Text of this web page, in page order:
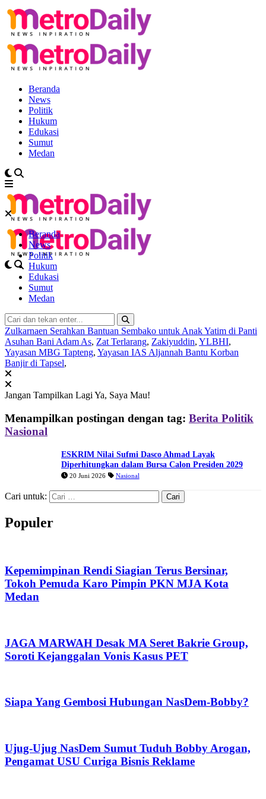
Beranda
News
Politik
Hukum
Edukasi
Sumut
Medan
Beranda
News
Politik
Hukum
Edukasi
Sumut
Medan
Zulkarnaen Serahkan Bantuan Sembako untuk Anak Yatim di Panti
Asuhan Bani Adam As, Zat Terlarang, Zakiyuddin, YLBHI,
Yayasan MBG Tapteng, Yayasan IAS Aljannah Bantu Korban
Banjir di Tapsel,
Jangan Tampilkan Lagi Ya, Saya Mau!
Menampilkan postingan dengan tag: Berita Politik
Nasional
ESKRIM Nilai Sufmi Dasco Ahmad Layak
Diperhitungkan dalam Bursa Calon Presiden 2029
20 Juni 2026 Nasional
Cari untuk:
Populer
Kepemimpinan Rendi Siagian Terus Bersinar,
Tokoh Pemuda Karo Pimpin PKN MJA Kota
Medan
JAGA MARWAH Desak MA Seret Bakrie Group,
Soroti Kejanggalan Vonis Kasus PET
Siapa Yang Gembosi Hubungan NasDem-Bobby?
Ujug-Ujug NasDem Sumut Tuduh Bobby Arogan,
Pengamat USU Curiga Bisnis Reklame